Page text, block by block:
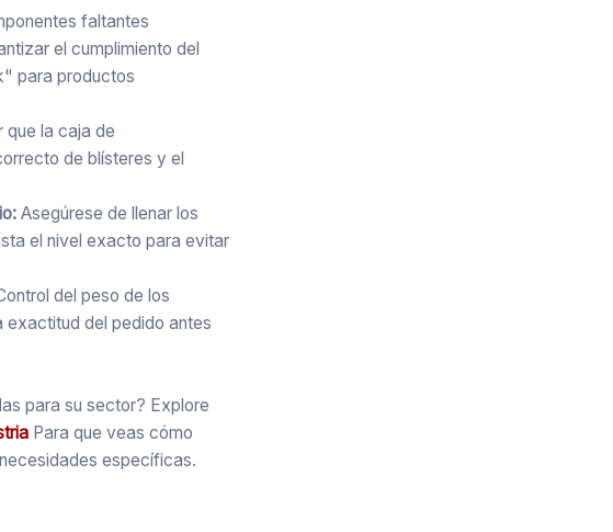
faltantes
el cumplimiento del
para productos
que la caja de
de blísteres y el
Asegúrese de llenar los
el nivel exacto para evitar
del peso de los
exactitud del pedido antes
para su sector? Explore
Para que veas cómo
específicas.